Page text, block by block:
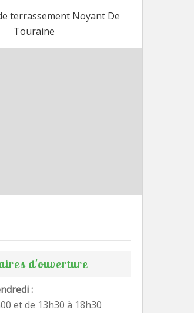
terrassement Noyant De
Touraine
d'ouverture
:
et de 13h30 à 18h30